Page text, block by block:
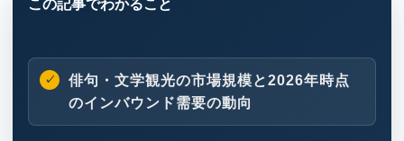
俳句・文学観光の市場規模と2026年時点
のインバウンド需要の動向